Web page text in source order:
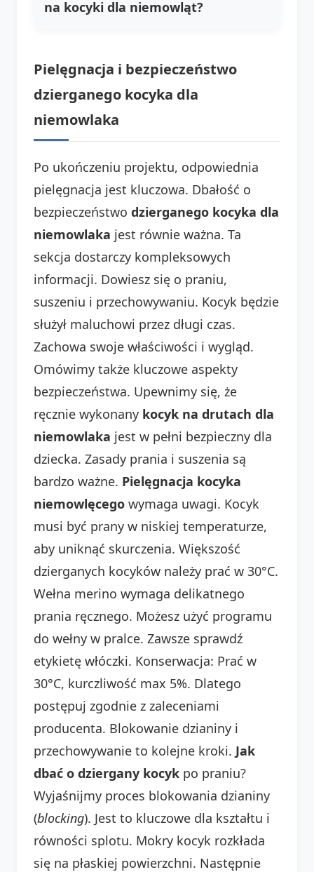
na kocyki dla niemowląt?
Pielęgnacja i bezpieczeństwo
dzierganego kocyka dla
niemowlaka
Po ukończeniu projektu, odpowiednia
pielęgnacja jest kluczowa. Dbałość o
bezpieczeństwo dzierganego kocyka dla
niemowlaka jest równie ważna. Ta
sekcja dostarczy kompleksowych
informacji. Dowiesz się o praniu,
suszeniu i przechowywaniu. Kocyk będzie
służył maluchowi przez długi czas.
Zachowa swoje właściwości i wygląd.
Omówimy także kluczowe aspekty
bezpieczeństwa. Upewnimy się, że
ręcznie wykonany kocyk na drutach dla
niemowlaka jest w pełni bezpieczny dla
dziecka. Zasady prania i suszenia są
bardzo ważne. Pielęgnacja kocyka
niemowlęcego wymaga uwagi. Kocyk
musi być prany w niskiej temperaturze,
aby uniknąć skurczenia. Większość
dzierganych kocyków należy prać w 30°C.
Wełna merino wymaga delikatnego
prania ręcznego. Możesz użyć programu
do wełny w pralce. Zawsze sprawdź
etykietę włóczki. Konserwacja: Prać w
30°C, kurczliwość max 5%. Dlatego
postępuj zgodnie z zaleceniami
producenta. Blokowanie dzianiny i
przechowywanie to kolejne kroki. Jak
dbać o dziergany kocyk po praniu?
Wyjaśnijmy proces blokowania dzianiny
(blocking). Jest to kluczowe dla kształtu i
równości splotu. Mokry kocyk rozkłada
się na płaskiej powierzchni. Następnie